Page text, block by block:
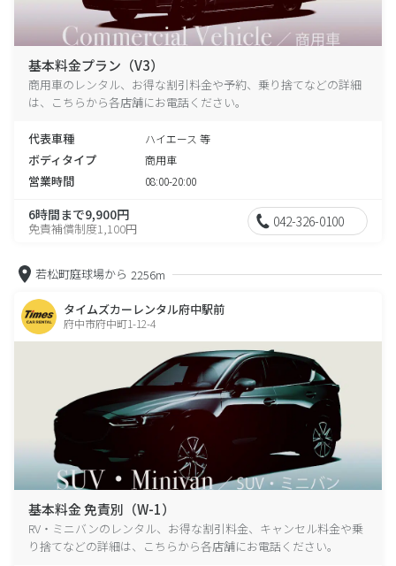
基本料金プラン（V3）
商用車のレンタル、お得な割引料金や予約、乗り捨てなどの詳細
は、こちらから各店舗にお電話ください。
代表車種 ハイエース 等
ボディタイプ 商用車
営業時間 08:00-20:00
6時間まで9,900円
免責補償制度1,100円 042-326-0100
若松町庭球場から 2256m
タイムズカーレンタル府中駅前
府中市府中町1-12-4
基本料金 免責別（W-1）
RV・ミニバンのレンタル、お得な割引料金、キャンセル料金や乗
り捨てなどの詳細は、こちらから各店舗にお電話ください。